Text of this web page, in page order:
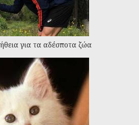
για τα αδέσποτα ζώα